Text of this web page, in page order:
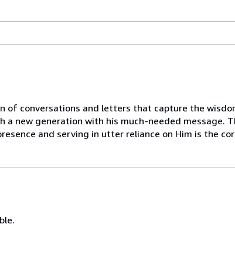
of conversations and letters that capture the
new generation with his much-needed message.
and serving in utter reliance on Him is the